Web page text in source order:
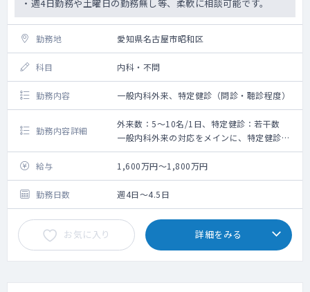
・週4日勤務や土曜日の勤務無し等、柔軟に相談可能です。
勤務地 愛知県名古屋市昭和区
科目 内科・不問
勤務内容 一般内科外来、特定健診（問診・聴診程度）
勤務内容詳細
外来数：5～10名/1日、特定健診：若干数
一般内科外来の対応をメインに、特定健診も
若干数、および可能でしたら同法人のクリニ
ックの健診の読影もお願い致します。
4月開院したばかりですので外来数は5～10名
程度となっております。
給与 1,600万円～1,800万円
勤務日数 週4日～4.5日
お気に入り 詳細をみる